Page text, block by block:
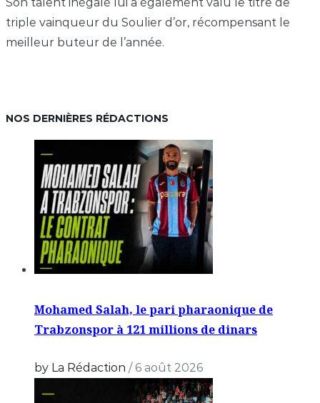
triple vainqueur du Soulier d’or, récompensant le
meilleur buteur de l’année.
NOS DERNIÈRES RÉDACTIONS
Mohamed Salah, le pari pharaonique de
Trabzonspor à 121 millions de dinars
by La Rédaction / 6 août 2026